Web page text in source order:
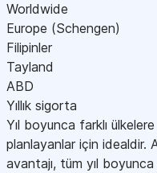
Worldwide
Europe (Schengen)
Filipinler
Tayland
ABD
Yıllık sigorta
Yıl boyunca farklı
planlayanlar için idealdir.
avantajı, tüm yıl boyunca